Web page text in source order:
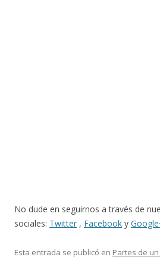
No dude en seguirnos a través de
sociales: Twitter , Facebook y
Esta entrada se publicó en Partes de